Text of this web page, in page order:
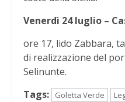
Venerdì 24 luglio –
ore 17, lido Zabbara,
di realizzazione del
Selinunte.
Tags:
Goletta Verde